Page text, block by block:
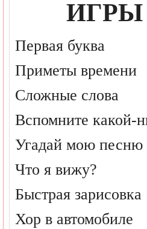
ИГРЫ
Первая буква
Приметы времени
Сложные слова
Вспомните какой-
Угадай мою песню
Что я вижу?
Быстрая зарисовка
Хор в автомобиле